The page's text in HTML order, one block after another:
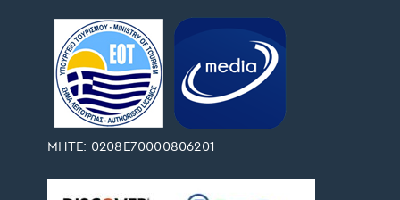
ΜΗΤΕ: 0208Ε70000806201